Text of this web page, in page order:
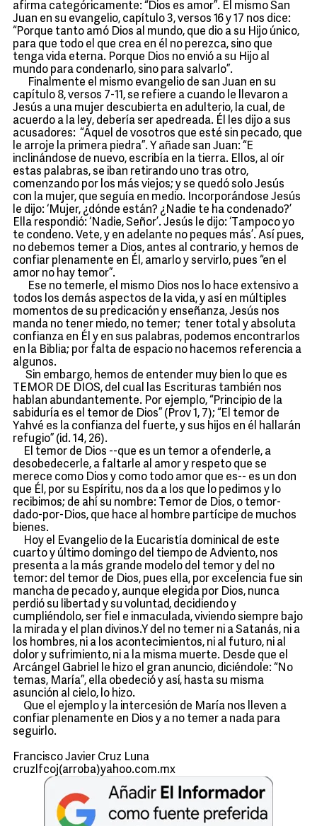
afirma categóricamente: “Dios es amor”. El mismo San
Juan en su evangelio, capítulo 3, versos 16 y 17 nos dice:
“Porque tanto amó Dios al mundo, que dio a su Hijo único,
para que todo el que crea en él no perezca, sino que
tenga vida eterna. Porque Dios no envió a su Hijo al
mundo para condenarlo, sino para salvarlo”.
Finalmente el mismo evangelio de san Juan en su
capítulo 8, versos 7-11, se refiere a cuando le llevaron a
Jesús a una mujer descubierta en adulterio, la cual, de
acuerdo a la ley, debería ser apedreada. Él les dijo a sus
acusadores: “Aquel de vosotros que esté sin pecado, que
le arroje la primera piedra”. Y añade san Juan: “E
inclinándose de nuevo, escribía en la tierra. Ellos, al oír
estas palabras, se iban retirando uno tras otro,
comenzando por los más viejos; y se quedó solo Jesús
con la mujer, que seguía en medio. Incorporándose Jesús
le dijo: ‘Mujer, ¿dónde están? ¿Nadie te ha condenado?’
Ella respondió: ‘Nadie, Señor’. Jesús le dijo: ‘Tampoco yo
te condeno. Vete, y en adelante no peques más’. Así pues,
no debemos temer a Dios, antes al contrario, y hemos de
confiar plenamente en Él, amarlo y servirlo, pues “en el
amor no hay temor”.
Ese no temerle, el mismo Dios nos lo hace extensivo a
todos los demás aspectos de la vida, y así en múltiples
momentos de su predicación y enseñanza, Jesús nos
manda no tener miedo, no temer; tener total y absoluta
confianza en Él y en sus palabras, podemos encontrarlos
en la Biblia; por falta de espacio no hacemos referencia a
algunos.
Sin embargo, hemos de entender muy bien lo que es
TEMOR DE DIOS, del cual las Escrituras también nos
hablan abundantemente. Por ejemplo, “Principio de la
sabiduría es el temor de Dios” (Prov 1, 7); “El temor de
Yahvé es la confianza del fuerte, y sus hijos en él hallarán
refugio” (id. 14, 26).
El temor de Dios --que es un temor a ofenderle, a
desobedecerle, a faltarle al amor y respeto que se
merece como Dios y como todo amor que es-- es un don
que Él, por su Espíritu, nos da a los que lo pedimos y lo
recibimos; de ahí su nombre: Temor de Dios, o temor-
dado-por-Dios, que hace al hombre partícipe de muchos
bienes.
Hoy el Evangelio de la Eucaristía dominical de este
cuarto y último domingo del tiempo de Adviento, nos
presenta a la más grande modelo del temor y del no
temor: del temor de Dios, pues ella, por excelencia fue sin
mancha de pecado y, aunque elegida por Dios, nunca
perdió su libertad y su voluntad, decidiendo y
cumpliéndolo, ser fiel e inmaculada, viviendo siempre bajo
la mirada y el plan divinos.Y del no temer ni a Satanás, ni a
los hombres, ni a los acontecimientos, ni al futuro, ni al
dolor y sufrimiento, ni a la misma muerte. Desde que el
Arcángel Gabriel le hizo el gran anuncio, diciéndole: “No
temas, María”, ella obedeció y así, hasta su misma
asunción al cielo, lo hizo.
Que el ejemplo y la intercesión de María nos lleven a
confiar plenamente en Dios y a no temer a nada para
seguirlo.
Francisco Javier Cruz Luna
cruzlfcoj(arroba)yahoo.com.mx